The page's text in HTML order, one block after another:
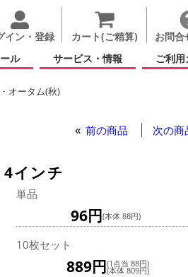
イン・登録 カート(ご精算)
お問合
ル サービス・情報 ご利用
オータム(秋)
前の商品 次の商
インチ
単品
96円(本体 88円)
10枚セット
889円(1点当 88円)
(本体 809円)